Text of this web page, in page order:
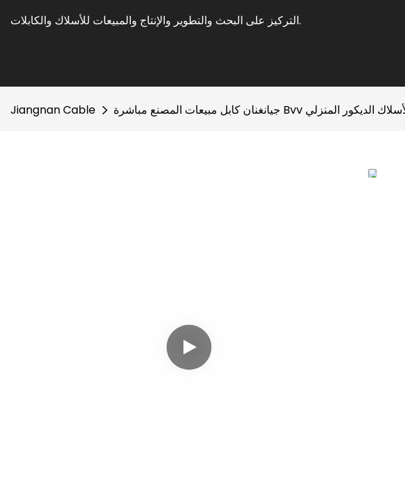
التركيز على البحث والتطوير والإنتاج والمبيعات للأسلاك والكابلات.
Jiangnan Cable